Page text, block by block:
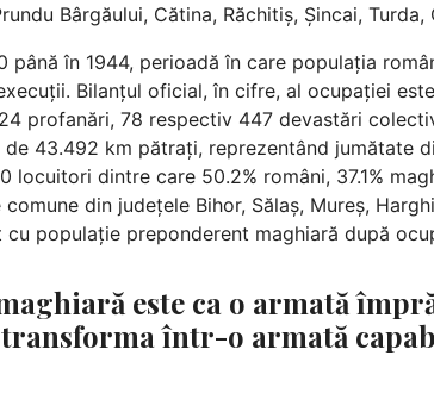
Bârgăului, Cătina, Răchitiș, Șincai, Turda,
până în 1944, perioadă în care populația
Bilanțul oficial, în cifre, al ocupației
profanări, 78 respectiv 447 devastări
43.492 km pătrați, reprezentând jumătate
dintre care 50.2% români, 37.1%
din județele Bihor, Sălaș, Mureș,
populație preponderent maghiară după
este ca o armată
transforma într-o armată